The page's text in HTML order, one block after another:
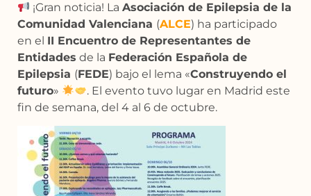
¡Gran noticia! LaAsociación de Epilepsia de la
Comunidad Valenciana (ALCE) ha participado
en el II Encuentro de Representantes de
Entidades de la Federación Española de
Epilepsia (FEDE) bajo el lema «Construyendo el
futuro»
. El evento tuvo lugar en Madrid este
fin de semana, del 4 al 6 de octubre.